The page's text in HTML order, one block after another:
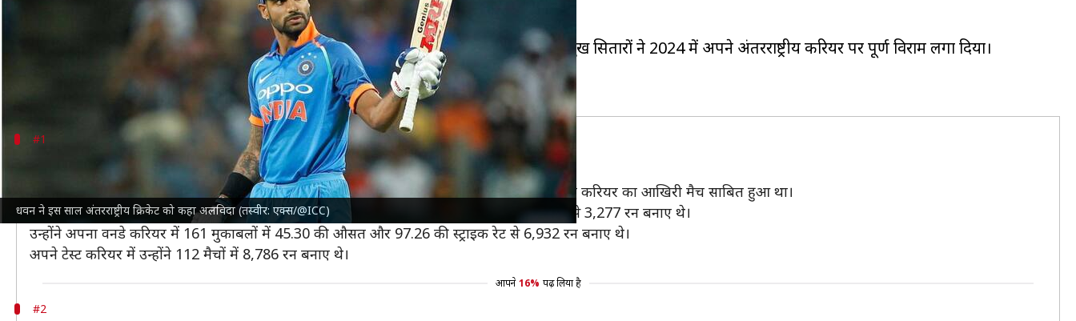
धवन ने इस साल अंतरराष्ट्रीय क्रिकेट को कहा अलविदा (तस्वीर: एक्स/@ICC)
इस साल क्रिकेट जगत में कई दिग्गज खिलाड़ियों ने अंतरराष्ट्रीय क्रिकेट से संन्यास ले लिया।
ऑस्ट्रेलिया क्रिकेट टीम के दिग्गज
डेविड वार्नरसे लेकर भारतीय क्रिकेट टीम केशिखर धवन
तक, कई प्रमुख सितारों ने 2024 में अपने अंतरराष्ट्रीय करियर पर पूर्ण विराम लगा दिया।
इनके अलावा कुछ खिलाड़ियों ने एक या 2 प्रारूपों से भी संन्यास लिया।
#1
डेविड वार्नर
टी-20 विश्व कप 2024
में ऑस्ट्रेलियाई टीम सेमीफाइनल में हारकर बाहर हुई और यह वार्नर के अंतरराष्ट्रीय करियर का आखिरी मैच साबित हुआ था।
2009 में अपने टी-20 अंतरराष्ट्रीय करियर का आगाज करने वाले वार्नर ने 110 मैचों में 33.43 की औसत से 3,277 रन बनाए थे।
उन्होंने अपना वनडे करियर में 161 मुकाबलों में 45.30 की औसत और 97.26 की स्ट्राइक रेट से 6,932 रन बनाए थे।
अपने टेस्ट करियर में उन्होंने 112 मैचों में 8,786 रन बनाए थे।
आपने 16% पढ़ लिया है
#2